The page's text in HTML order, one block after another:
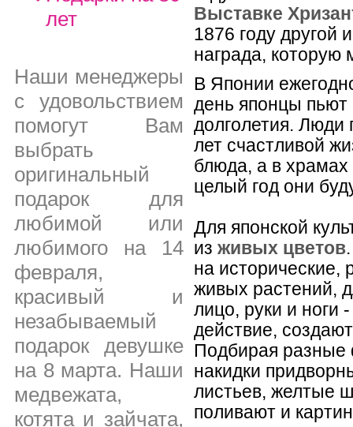
лет
Наши менеджеры
с удовольствием
помогут Вам
выбрать
оригинальный
подарок для
любимой или
любимого на 14
февраля,
красивый и
незабываемый
подарок девушке
на 8 марта. Наши
медвежата,
котята и зайчата,
Выставке
1876 году другой
награда, которую
В Японии
день японцы пьют
долголетия. Люди
лет счастливой
блюда, а в
целый год они
Для японской
из живых цветов
на исторические,
живых растений,
лицо, руки и ноги
действие,
Подбирая
накидки
листьев, желтые
поливают и